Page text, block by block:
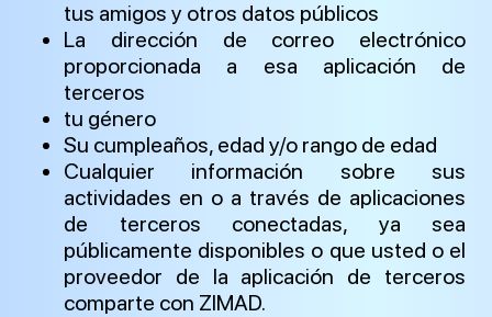
tus amigos y otros datos públicos
La dirección de correo electrónico
proporcionada a esa aplicación de
terceros
tu género
Su cumpleaños, edad y/o rango de edad
Cualquier información sobre sus
actividades en o a través de aplicaciones
de terceros conectadas, ya sea
públicamente disponibles o que usted o el
proveedor de la aplicación de terceros
comparte con ZIMAD.